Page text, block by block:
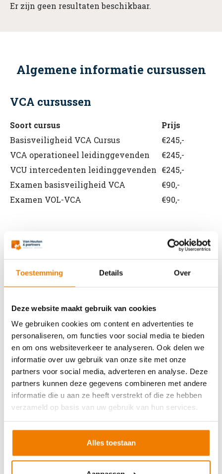
Toestemming Details Over
Deze website maakt gebruik van cookies
We gebruiken cookies om content en advertenties te
personaliseren, om functies voor social media te bieden
en om ons websiteverkeer te analyseren. Ook delen we
informatie over uw gebruik van onze site met onze
partners voor social media, adverteren en analyse. Deze
partners kunnen deze gegevens combineren met andere
informatie die u aan ze heeft verstrekt of die ze hebben
verzameld op basis van uw gebruik van hun services.
Alles toestaan
Er zijn geen resultaten beschikbaar.
Algemene informatie cursussen
VCA cursussen
Soort cursus
Prijs
Basisveiligheid VCA Cursus
€245,-
VCA operationeel leidinggevenden
€245,-
VCU intercedenten leidinggevenden €245,-
Examen basisveiligheid VCA
€90,-
Examen VOL-VCA
€90,-
BHV basisopleiding
v.a. €245,-
BHV herhaling
Arbo en Veiligheid
Prijs
Werken met vorkhef- en reachtruck
v.a. €250,-
Werken met een hoogwerker
v.a. €250,-
Veilig aanslaan van lasten
v.a. €250,-
Veilig werken langs de weg
v.a. €250,-
VCA andere taal